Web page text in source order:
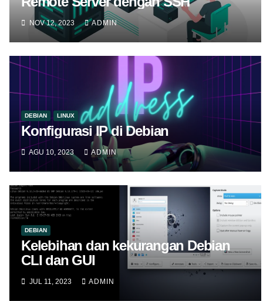
NOV 12, 2023 ADMIN
DEBIAN LINUX
Konfigurasi IP di Debian
AGU 10, 2023 ADMIN
DEBIAN
Kelebihan dan kekurangan Debian
CLI dan GUI
JUL 11, 2023 ADMIN